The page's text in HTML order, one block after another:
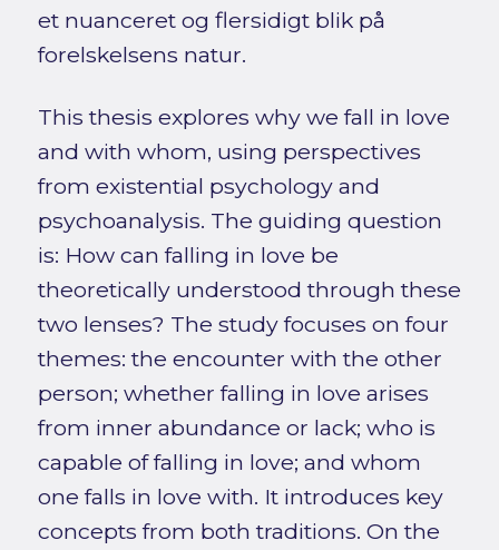
et nuanceret og flersidigt blik på
forelskelsens natur.
This thesis explores why we fall in love
and with whom, using perspectives
from existential psychology and
psychoanalysis. The guiding question
is: How can falling in love be
theoretically understood through these
two lenses? The study focuses on four
themes: the encounter with the other
person; whether falling in love arises
from inner abundance or lack; who is
capable of falling in love; and whom
one falls in love with. It introduces key
concepts from both traditions. On the